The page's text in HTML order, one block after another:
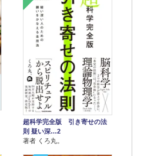
超科学完全版 引き寄せの法
則 疑い深…2
著者 くろ丸。